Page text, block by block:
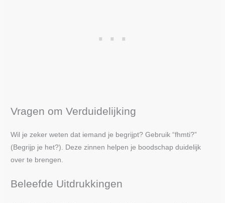
Vragen om Verduidelijking
Wil je zeker weten dat iemand je begrijpt? Gebruik “fhmti?”
(Begrijp je het?). Deze zinnen helpen je boodschap duidelijk
over te brengen.
Beleefde Uitdrukkingen